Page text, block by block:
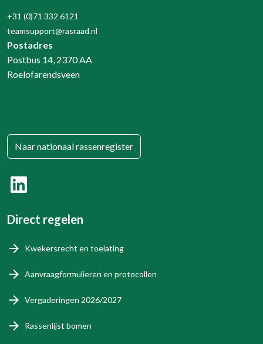
+31 (0)71 332 6121
teamsupport@rasraad.nl
Postadres
Postbus 14, 2370 AA
Roelofarendsveen
Naar nationaal rassenregister
Direct regelen
Kwekersrecht en toelating
Aanvraagformulieren en protocollen
Vergaderingen 2026/2027
Rassenlijst bomen